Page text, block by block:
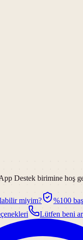
Destek birimine hoş
miyim?
%100
Lütfen beni